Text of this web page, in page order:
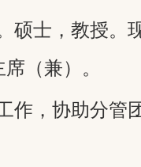
硕士，教授。
（兼）。
作，协助分管